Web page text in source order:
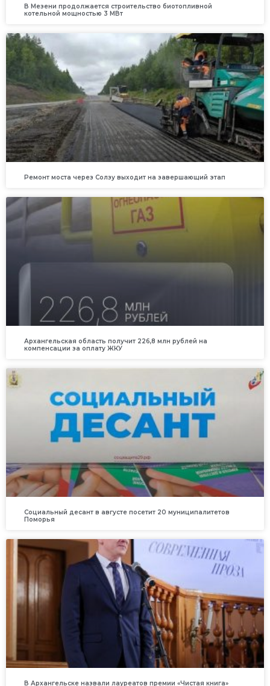
В Мезени продолжается строительство биотопливной
котельной мощностью 3 МВт
Ремонт моста через Солзу выходит на завершающий этап
Архангельская область получит 226,8 млн рублей на
компенсации за оплату ЖКУ
Социальный десант в августе посетит 20 муниципалитетов
Поморья
В Архангельске назвали лауреатов премии «Чистая книга»